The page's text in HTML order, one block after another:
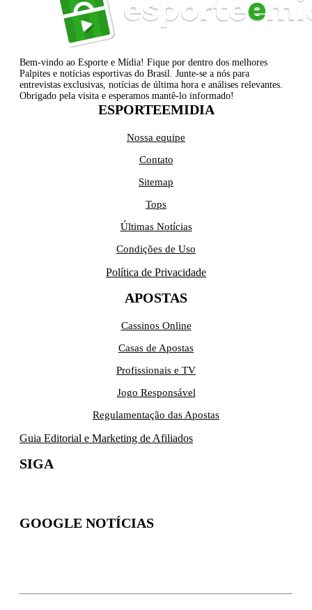
Bem-vindo ao Esporte e Mídia! Fique por dentro dos melhores
Palpites e notícias esportivas do Brasil. Junte-se a nós para
entrevistas exclusivas, notícias de última hora e análises relevantes.
Obrigado pela visita e esperamos mantê-lo informado!
ESPORTEEMIDIA
Nossa equipe
Contato
Sitemap
Tops
Últimas Notícias
Condições de Uso
Política de Privacidade
APOSTAS
Cassinos Online
Casas de Apostas
Profissionais e TV
Jogo Responsável
Regulamentação das Apostas
Guia Editorial e Marketing de Afiliados
SIGA
GOOGLE NOTÍCIAS